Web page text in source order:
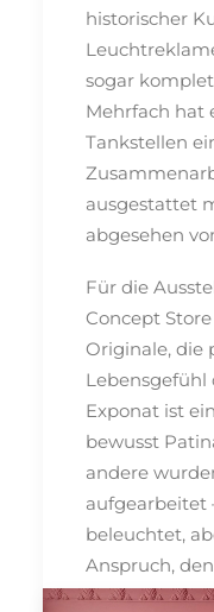
historischer
sogar
Mehrfach hat
Tankstellen
ausgestattet
abgesehen
Für die
Concept
Originale, die
Lebensgefühl
Exponat ist
bewusst
andere
aufgearbeitet
beleuchtet,
Anspruch,
zu bewahren